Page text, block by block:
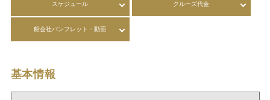
スケジュール クルーズ代金
船会社パンフレット・動画
基本情報